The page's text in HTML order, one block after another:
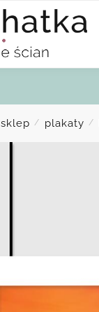
sklep / plakaty /